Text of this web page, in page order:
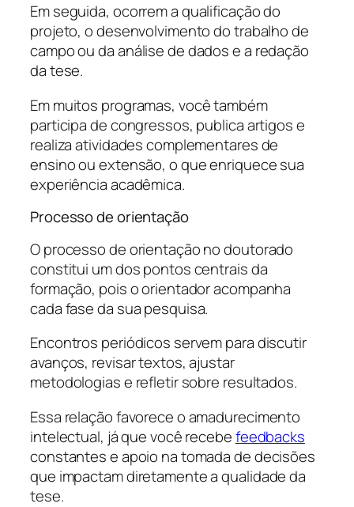
Em seguida, ocorrem a qualificação do
projeto, o desenvolvimento do trabalho de
campo ou da análise de dados e a redação
da tese.
Em muitos programas, você também
participa de congressos, publica artigos e
realiza atividades complementares de
ensino ou extensão, o que enriquece sua
experiência acadêmica.
Processo de orientação
O processo de orientação no doutorado
constitui um dos pontos centrais da
formação, pois o orientador acompanha
cada fase da sua pesquisa.
Encontros periódicos servem para discutir
avanços, revisar textos, ajustar
metodologias e refletir sobre resultados.
Essa relação favorece o amadurecimento
intelectual, já que você recebefeedbacks
constantes e apoio na tomada de decisões
que impactam diretamente a qualidade da
tese.